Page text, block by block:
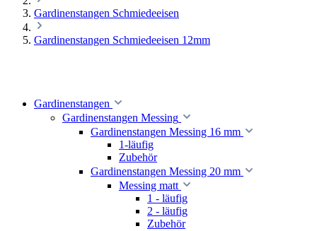
Gardinenstangen Schmiedeeisen
Gardinenstangen Schmiedeeisen 12mm
Gardinenstangen
Gardinenstangen Messing
Gardinenstangen Messing 16 mm
1-läufig
Zubehör
Gardinenstangen Messing 20 mm
Messing matt
1 - läufig
2 - läufig
Zubehör